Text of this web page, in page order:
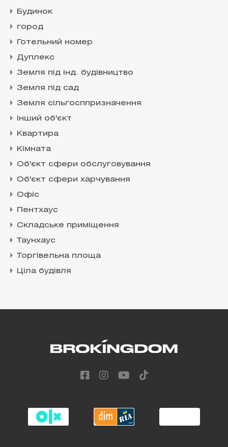
Будинок
город
Готельний номер
Дуплекс
Земля під інд. будівництво
Земля під сад
Земля сільгосппризначення
Інший об'єкт
Квартира
Кімната
Об'єкт сфери обслуговування
Об'єкт сфери харчування
Офіс
Пентхаус
Складське приміщення
Таунхаус
Торгівельна площа
Ціла будівля